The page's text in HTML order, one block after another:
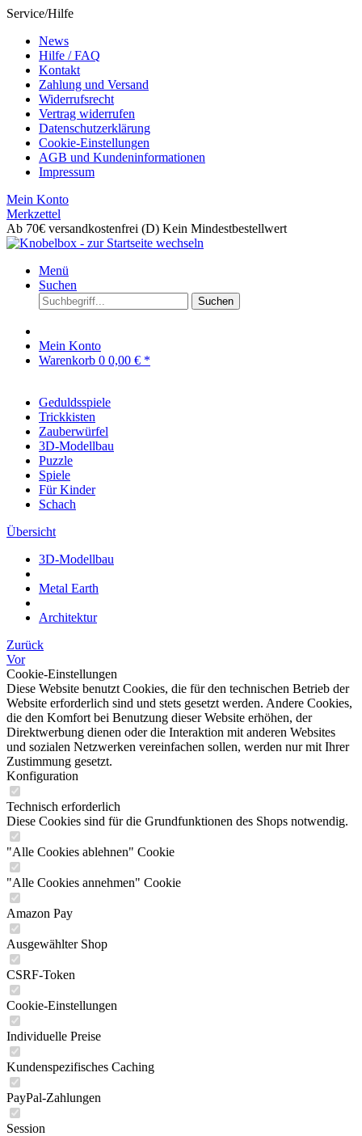
Service/Hilfe
News
Hilfe / FAQ
Kontakt
Zahlung und Versand
Widerrufsrecht
Vertrag widerrufen
Datenschutzerklärung
Cookie-Einstellungen
AGB und Kundeninformationen
Impressum
Mein Konto
Merkzettel
Ab 70€ versandkostenfrei (D) Kein Mindestbestellwert
Menü
Suchen
Suchen
Mein Konto
Warenkorb 0 0,00 € *
Geduldsspiele
Trickkisten
Zauberwürfel
3D-Modellbau
Puzzle
Spiele
Für Kinder
Schach
Übersicht
3D-Modellbau
Metal Earth
Architektur
Zurück
Vor
Cookie-Einstellungen
Diese Website benutzt Cookies, die für den technischen Betrieb der
Website erforderlich sind und stets gesetzt werden. Andere Cookies,
die den Komfort bei Benutzung dieser Website erhöhen, der
Direktwerbung dienen oder die Interaktion mit anderen Websites
und sozialen Netzwerken vereinfachen sollen, werden nur mit Ihrer
Zustimmung gesetzt.
Konfiguration
Technisch erforderlich
Diese Cookies sind für die Grundfunktionen des Shops notwendig.
"Alle Cookies ablehnen" Cookie
"Alle Cookies annehmen" Cookie
Amazon Pay
Ausgewählter Shop
CSRF-Token
Cookie-Einstellungen
Individuelle Preise
Kundenspezifisches Caching
PayPal-Zahlungen
Session